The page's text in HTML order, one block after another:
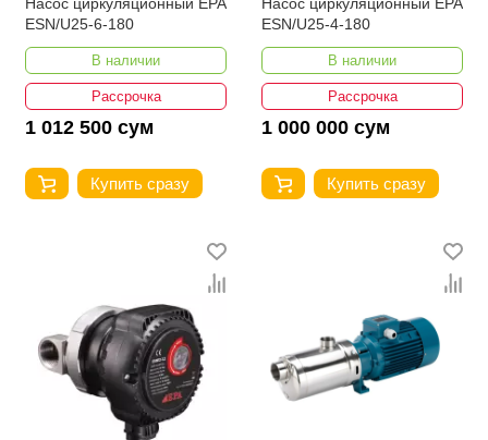
ESN/U25-6-180
В наличии
Рассрочка
1 012 500 сум
Купить сразу
ЕSN/U25-4-180
В наличии
Рассрочка
1 000 000 сум
Купить сразу